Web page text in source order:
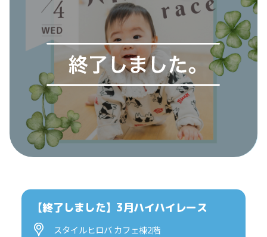
【終了しました】3月ハイハイレース
スタイルヒロバ カフェ棟2階